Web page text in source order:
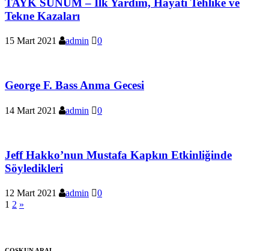
Tekne Kazaları
15 Mart 2021 admin 0
George F. Bass Anma Gecesi
14 Mart 2021 admin 0
Jeff Hakko’nun Mustafa Kapkın Etkinliğinde
Söyledikleri
12 Mart 2021 admin 0
Yazı
1 2 »